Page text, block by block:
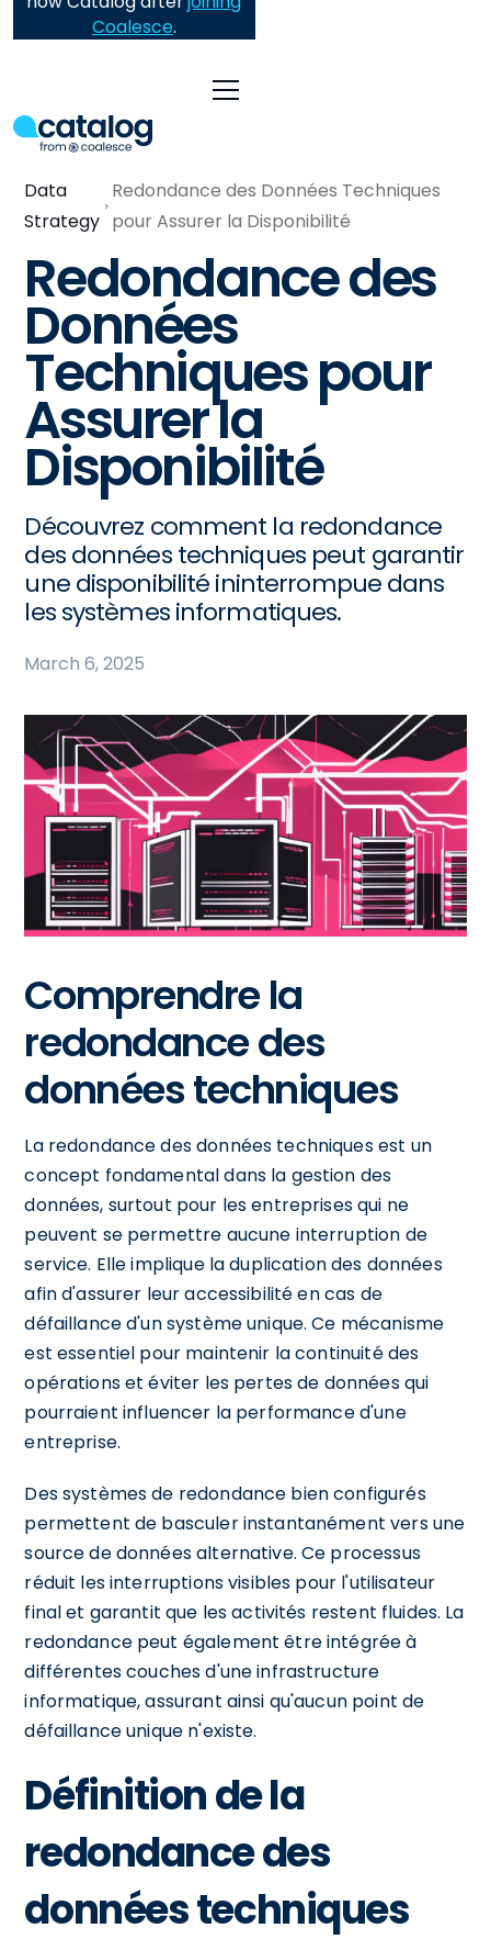
Coalesce.
Data
Strategy
Redondance des Données Techniques
pour Assurer la Disponibilité
Redondance des
Données
Techniques pour
Assurer la
Disponibilité
Découvrez comment la redondance
des données techniques peut garantir
une disponibilité ininterrompue dans
les systèmes informatiques.
March 6, 2025
Comprendre la
redondance des
données techniques
La redondance des données techniques est un
concept fondamental dans la gestion des
données, surtout pour les entreprises qui ne
peuvent se permettre aucune interruption de
service. Elle implique la duplication des données
afin d'assurer leur accessibilité en cas de
défaillance d'un système unique. Ce mécanisme
est essentiel pour maintenir la continuité des
opérations et éviter les pertes de données qui
pourraient influencer la performance d'une
entreprise.
Des systèmes de redondance bien configurés
permettent de basculer instantanément vers une
source de données alternative. Ce processus
réduit les interruptions visibles pour l'utilisateur
final et garantit que les activités restent fluides. La
redondance peut également être intégrée à
différentes couches d'une infrastructure
informatique, assurant ainsi qu'aucun point de
défaillance unique n'existe.
Définition de la
redondance des
données techniques